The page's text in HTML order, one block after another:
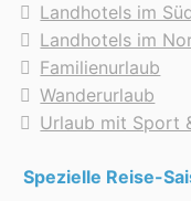
Landhotels im
Landhotels im
Familienurlaub
Wanderurlaub
Urlaub mit Sport
Spezielle Reise-